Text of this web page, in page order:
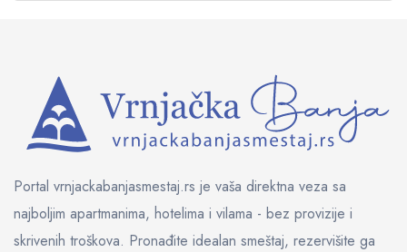
Portal vrnjackabanjasmestaj.rs je vaša direktna veza sa
najboljim apartmanima, hotelima i vilama - bez provizije i
skrivenih troškova. Pronađite idealan smeštaj, rezervišite ga